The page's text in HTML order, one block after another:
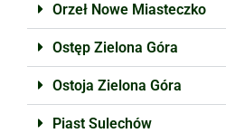
Orzeł Nowe Miasteczko
Ostęp Zielona Góra
Ostoja Zielona Góra
Piast Sulechów